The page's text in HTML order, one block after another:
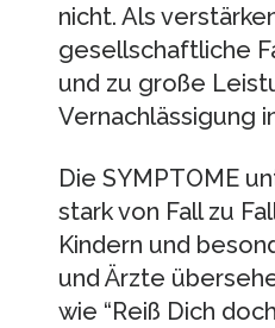
nicht. Als
gesellschaftliche
und zu große
Vernachlässigung
Die SYMPTOME
stark von Fall zu
Kindern und
und Ärzte
wie “Reiß Dich